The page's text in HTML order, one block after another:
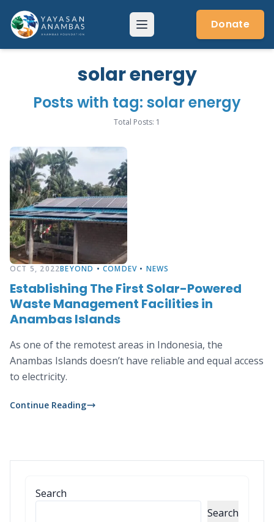
content
Menu Donate
solar energy
Posts with tag: solar energy
Total Posts: 1
OCT 5, 2022BEYOND •COMDEV • NEWS
Establishing The First Solar-Powered
Waste Management Facilities in
Anambas Islands
As one of the remotest areas in Indonesia, the
Anambas Islands doesn’t have reliable and equal access
to electricity.
Continue Reading
Search
Search